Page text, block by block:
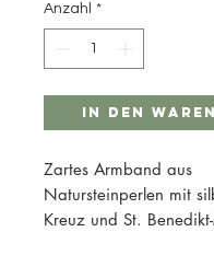
Anzahl *
In den
Zartes Armband aus
Natursteinperlen mit
Kreuz und St.